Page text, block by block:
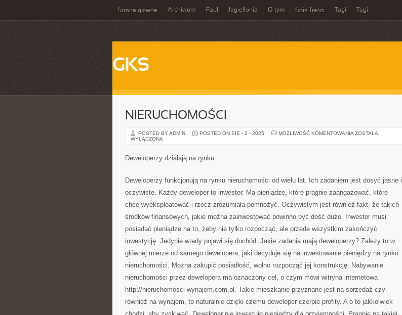
Strona główna Archiwum Faul Jagiellonia O tym Spis Treści Tagi Tagi
GKS
NIERUCHOMOŚCI
POSTED BY ADMIN POSTED ON SIE - 2 - 2025 MOŻLIWOŚĆ KOMENTOWANIA NIERUCHOMOŚCI
ZOSTAŁA
WYŁĄCZONA
Deweloperzy działają na rynku
Deweloperzy funkcjonują na rynku nieruchomości od wielu lat. Ich zadaniem jest dosyć jasne i
oczywiste. Każdy deweloper to inwestor. Ma pieniądze, które pragnie zaangażować, które
chce wyeksploatować i rzecz zrozumiała pomnożyć. Oczywistym jest również fakt, że takich
środków finansowych, jakie można zainwestować powinno być dość dużo. Inwestor musi
posiadać pieniądze na to, żeby nie tylko rozpocząć, ale przede wszystkim zakończyć
inwestycję. Jedynie wtedy pojawi się dochód. Jakie zadania mają deweloperzy? Zależy to w
głównej mierze od samego dewelopera, jaki decyduje się na inwestowanie pieniędzy na rynku
nieruchomości. Można zakupić posiadłość, wolno rozpocząć jej konstrukcję. Nabywanie
nieruchomości przez dewelopera ma oznaczony cel, o czym mówi witryna internetowa
http://nieruchomosci-wynajem.com.pl. Takie mieszkanie przyznane jest na sprzedaż czy
również na wynajem, to naturalnie dzięki czemu deweloper czerpie profity. A o to jakkolwiek